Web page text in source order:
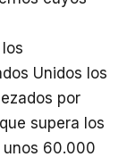
Unidos los
por
supera los
60.000